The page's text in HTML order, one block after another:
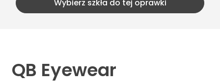
Wybierz szkła do tej oprawki
QB Eyewear